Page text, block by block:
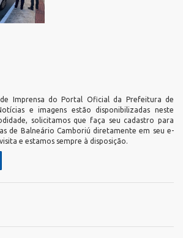
Imprensa do Portal Oficial da Prefeitura de
e imagens estão disponibilizadas neste
solicitamos que faça seu cadastro para
de Balneário Camboriú diretamente em seu e-
e estamos sempre à disposição.